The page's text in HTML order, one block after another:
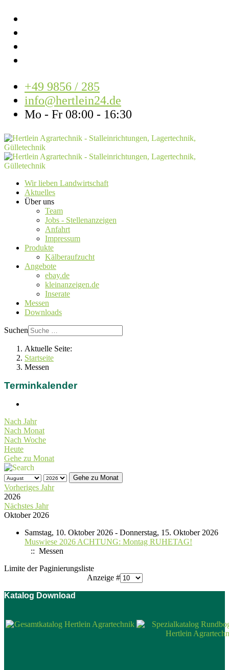
+49 9856 / 285
info@hertlein24.de
Mo - Fr 08:00 - 16:30
Wir lieben Landwirtschaft
Aktuelles
Über uns
Team
Jobs - Stellenanzeigen
Anfahrt
Impressum
Produkte
Kälberaufzucht
Angebote
ebay.de
kleinanzeigen.de
Inserate
Messen
Downloads
Suchen
Aktuelle Seite:
Startseite
Messen
Terminkalender
Nach Jahr
Nach Monat
Nach Woche
Heute
Gehe zu Monat
Gehe zu Monat
Vorheriges Jahr
2026
Nächstes Jahr
Oktober 2026
Samstag, 10. Oktober 2026 - Donnerstag, 15. Oktober 2026
Muswiese 2026 ACHTUNG: Montag RUHETAG!
:: Messen
Limite der Paginierungsliste
Anzeige #
Katalog Download